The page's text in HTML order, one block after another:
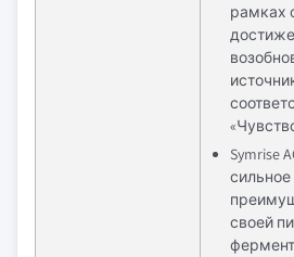
рамках
Symrise
своей